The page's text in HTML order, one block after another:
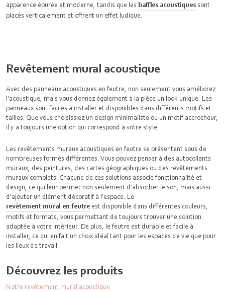
apparence épurée et moderne, tandis que les baffles acoustiques sont
placés verticalement et offrent un effet ludique.
Revêtement mural acoustique
Avec des panneaux acoustiques en feutre, non seulement vous améliorez
l'acoustique, mais vous donnez également à la pièce un look unique. Les
panneaux sont faciles à installer et disponibles dans différents motifs et
tailles. Que vous choisissiez un design minimaliste ou un motif accrocheur,
il y a toujours une option qui correspond à votre style.
Les revêtements muraux acoustiques en feutre se présentent sous de
nombreuses formes différentes. Vous pouvez penser à des autocollants
muraux, des peintures, des cartes géographiques ou des revêtements
muraux complets. Chacune de ces solutions associe fonctionnalité et
design, ce qui leur permet non seulement d'absorber le son, mais aussi
d'ajouter un élément décoratif à l'espace. Le
revêtement mural en feutre est disponible dans différentes couleurs,
motifs et formats, vous permettant de toujours trouver une solution
adaptée à votre intérieur. De plus, le feutre est durable et facile à
installer, ce qui en fait un choix idéal tant pour les espaces de vie que pour
les lieux de travail.
Découvrez les produits
Notre revêtement mural acoustique